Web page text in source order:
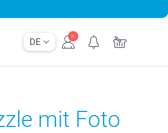
DE
mit Foto